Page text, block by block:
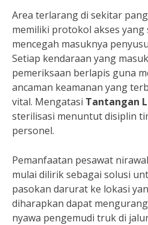
Area terlarang di sekitar
memiliki protokol akses
mencegah masuknya
Setiap kendaraan yang
pemeriksaan berlapis guna
ancaman keamanan yang
vital. Mengatasi Tantangan
sterilisasi menuntut disiplin
personel.
Pemanfaatan pesawat
mulai dilirik sebagai solusi
pasokan darurat ke lokasi
diharapkan dapat
nyawa pengemudi truk di